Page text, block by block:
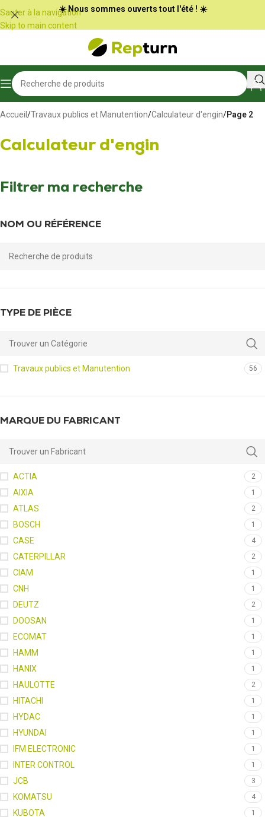
Panneau de gestion des cookies
Sauter à la navigation
Skip to main content
☀️ Nous sommes ouverts tout l'été ! ☀️
Accueil /Travaux publics et Manutention/Calculateur d'engin/Page 2
Calculateur d'engin
Filtrer ma recherche
NOM OU RÉFÉRENCE
TYPE DE PIÈCE
Travaux publics et Manutention 56
MARQUE DU FABRICANT
ACTIA 2
AIXIA 1
ATLAS 2
BOSCH 1
CASE 4
CATERPILLAR 2
CIAM 1
CNH 1
DEUTZ 2
DOOSAN 1
ECOMAT 1
HAMM 1
HANIX 1
HAULOTTE 2
HITACHI 1
HYDAC 1
HYUNDAI 1
IFM ELECTRONIC 1
INTER CONTROL 1
JCB 3
KOMATSU 4
KUBOTA 1